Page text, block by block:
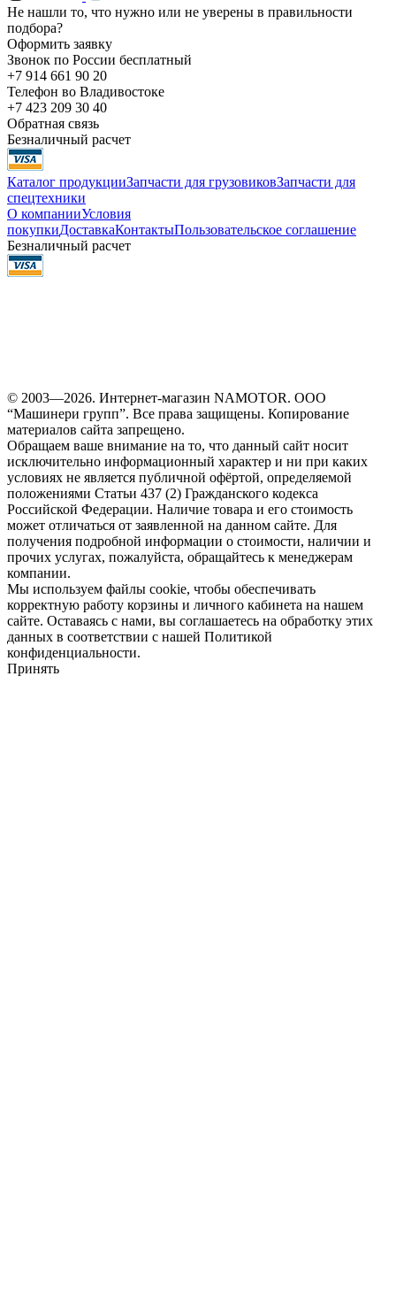
Не нашли то, что нужно или не уверены в правильности
подбора?
Оформить заявку
Звонок по России бесплатный
+7 914 661 90 20
Телефон во Владивостоке
+7 423 209 30 40
Обратная связь
Безналичный расчет
Каталог продукцииЗапчасти для грузовиковЗапчасти для
спецтехники
О компанииУсловия
покупкиДоставкаКонтактыПользовательское соглашение
Безналичный расчет
© 2003—2026. Интернет-магазин NAMOTOR. ООО
“Машинери групп”. Все права защищены. Копирование
материалов сайта запрещено.
Обращаем ваше внимание на то, что данный сайт носит
исключительно информационный характер и ни при каких
условиях не является публичной офёртой, определяемой
положениями Статьи 437 (2) Гражданского кодекса
Российской Федерации. Наличие товара и его стоимость
может отличаться от заявленной на данном сайте. Для
получения подробной информации о стоимости, наличии и
прочих услугах, пожалуйста, обращайтесь к менеджерам
компании.
Мы используем файлы cookie, чтобы обеспечивать
корректную работу корзины и личного кабинета на нашем
сайте. Оставаясь с нами, вы соглашаетесь на обработку этих
данных в соответствии с нашей Политикой
конфиденциальности.
Принять